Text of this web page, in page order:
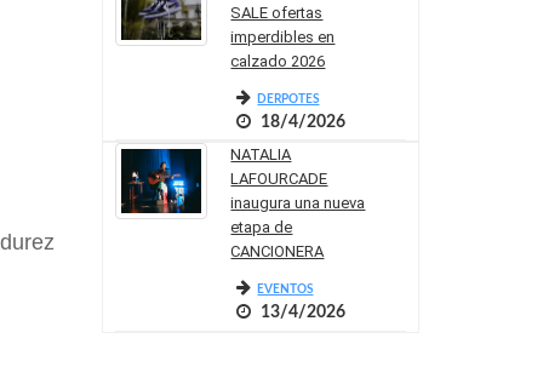
SALE ofertas
imperdibles en
calzado 2026
DERPOTES
18/4/2026
NATALIA
LAFOURCADE
inaugura una nueva
etapa de
CANCIONERA
EVENTOS
13/4/2026